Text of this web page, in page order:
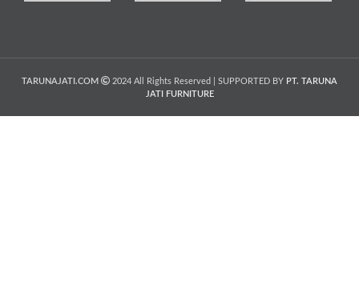
TARUNAJATI.COM 2024 All Rights Reserved | SUPPORTED BY PT. TARUNA
JATI FURNITURE